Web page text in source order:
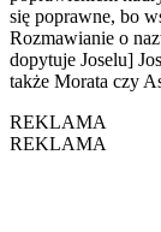
się poprawne, bo
Rozmawianie o
dopytuje Joselu]
także Morata czy
REKLAMA
REKLAMA